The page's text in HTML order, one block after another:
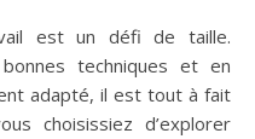
est un défi de taille.
techniques et en
adapté, il est tout à fait
choisissiez d’explorer